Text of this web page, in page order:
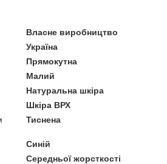
Власне виробництво
Україна
Прямокутна
Малий
Натуральна шкіра
Шкіра ВРХ
Тиснена
Синій
Середньої жорсткості